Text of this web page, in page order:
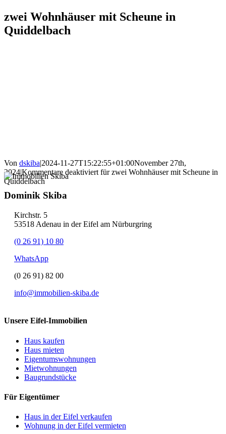
zwei Wohnhäuser mit Scheune in
Quiddelbach
Von dskiba|2024-11-27T15:22:55+01:00November 27th,
2024|Kommentare deaktiviert für zwei Wohnhäuser mit Scheune in
Quiddelbach
Dominik Skiba
Kirchstr. 5
53518 Adenau in der Eifel am Nürburgring
(0 26 91) 10 80
WhatsApp
(0 26 91) 82 00
info@immobilien-skiba.de
Unsere Eifel-Immobilien
Haus kaufen
Haus mieten
Eigentumswohnungen
Mietwohnungen
Baugrundstücke
Für Eigentümer
Haus in der Eifel verkaufen
Wohnung in der Eifel vermieten